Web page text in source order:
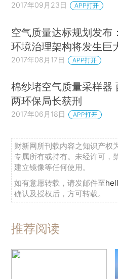
2017年09月23日 APP打开
空气质量达标规划发布
环境治理架构将发生巨
2017年08月17日 APP打开
棉纱堵空气质量采样器
两环保局长获刑
2017年06月18日 APP打开
财新网所刊载内容之知识产权
专属所有或持有。未经许可，
建立镜像等任何使用。
如有意愿转载，请发邮件至
确认及授权后，方可转载。
推荐阅读